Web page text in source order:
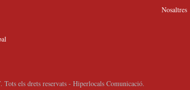
Nosaltres
els drets reservats - Hiperlocals Comunicació.